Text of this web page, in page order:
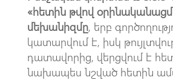
«հետին թվով
մեխանիզմը, երբ
կատարվում է, իսկ
դատավորից, վերցվում է
նախապես նշված հետին